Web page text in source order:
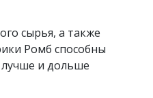
сырья, а также
Ромб способны
и дольше